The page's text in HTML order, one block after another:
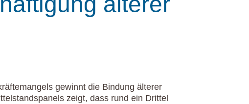
gewinnt die Bindung älterer
zeigt, dass rund ein Drittel